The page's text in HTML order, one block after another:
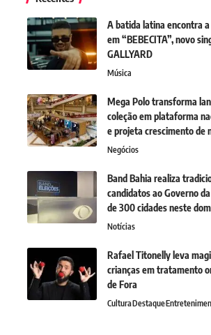
A batida latina encontra
em “BEBECITA”, novo
GALLYARD
Música
Mega Polo transforma
coleção em plataforma
e projeta crescimento de
Negócios
Band Bahia realiza
candidatos ao Governo
de 300 cidades neste
Notícias
Rafael Titonelly leva
crianças em tratamento
de Fora
CulturaDestaque